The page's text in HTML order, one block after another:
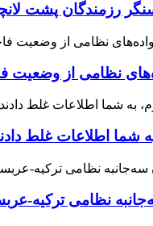
رزمندگان پشت
شما اطلاعات غلط
نظامی ترکیه-